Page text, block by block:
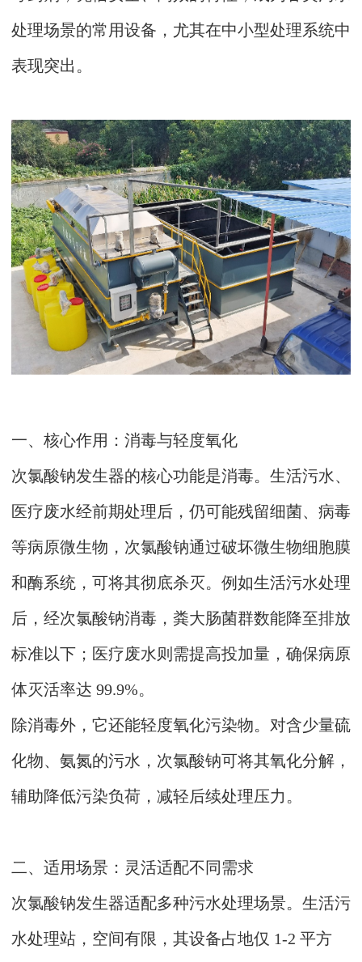
处理场景的常用设备，尤其在中小型处理系统中
表现突出。
一、核心作用：消毒与轻度氧化
次氯酸钠发生器的核心功能是消毒。生活污水、
医疗废水经前期处理后，仍可能残留细菌、病毒
等病原微生物，次氯酸钠通过破坏微生物细胞膜
和酶系统，可将其彻底杀灭。例如生活污水处理
后，经次氯酸钠消毒，粪大肠菌群数能降至排放
标准以下；医疗废水则需提高投加量，确保病原
体灭活率达 99.9%。
除消毒外，它还能轻度氧化污染物。对含少量硫
化物、氨氮的污水，次氯酸钠可将其氧化分解，
辅助降低污染负荷，减轻后续处理压力。
二、适用场景：灵活适配不同需求
次氯酸钠发生器适配多种污水处理场景。生活污
水处理站，空间有限，其设备占地仅 1-2 平方